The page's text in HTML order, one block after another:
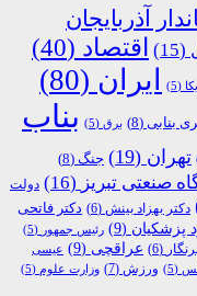
آذربایجان
(15) اقتصاد (40)
(5) ایران (80)
بنابی (8) برق (5)
بناب
تهران (19) جنگ (8)
صنعتی تبریز (16)
دولت
دکتر بهزاد بینش (6)
دکتر فاتحی
پزشکیان (9) رئیس جمهور (5)
(6) عراقچی (9)
عیسی
(5) ورزش (7) وزارت علوم (5)